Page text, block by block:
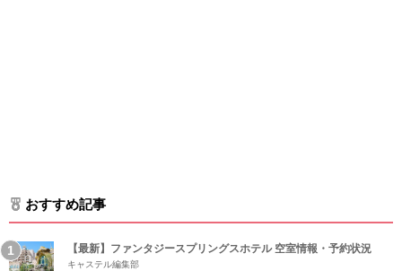
おすすめ記事
【最新】ファンタジースプリングスホテル 空室情報・予約状況
キャステル編集部